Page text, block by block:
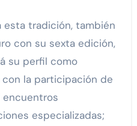
esta tradición, también
con su sexta edición,
su perfil como
la participación de
encuentros
especializadas;